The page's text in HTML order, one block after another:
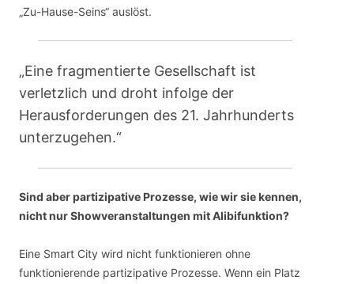
„Zu-Hause-Seins“ auslöst.
„Eine fragmentierte Gesellschaft ist
verletzlich und droht infolge der
Herausforderungen des 21. Jahrhunderts
unterzugehen.“
Sind aber partizipative Prozesse, wie wir sie kennen,
nicht nur Showveranstaltungen mit Alibifunktion?
Eine Smart City wird nicht funktionieren ohne
funktionierende partizipative Prozesse. Wenn ein Platz